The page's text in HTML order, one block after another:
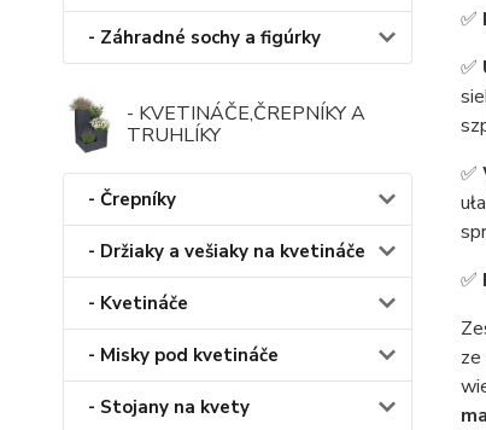
- Záhradné sochy a figúrky
- KVETINÁČE,ČREPNÍKY A
TRUHLÍKY
- Črepníky
- Držiaky a vešiaky na kvetináče
- Kvetináče
- Misky pod kvetináče
- Stojany na kvety
✅
✅
✅
✅